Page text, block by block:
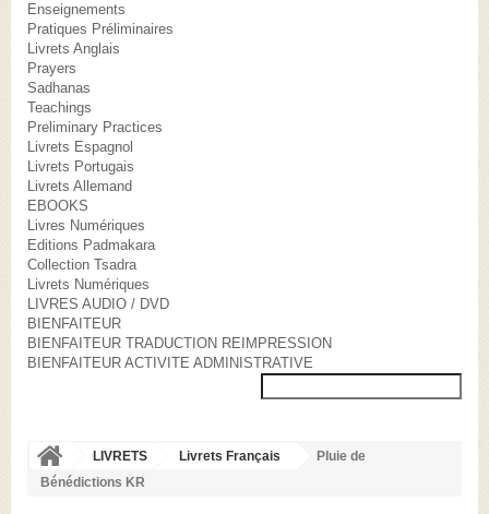
Enseignements
Pratiques Préliminaires
Livrets Anglais
Prayers
Sadhanas
Teachings
Preliminary Practices
Livrets Espagnol
Livrets Portugais
Livrets Allemand
EBOOKS
Livres Numériques
Editions Padmakara
Collection Tsadra
Livrets Numériques
LIVRES AUDIO / DVD
BIENFAITEUR
BIENFAITEUR TRADUCTION REIMPRESSION
BIENFAITEUR ACTIVITE ADMINISTRATIVE
LIVRETS Livrets Français
Pluie de
Bénédictions KR